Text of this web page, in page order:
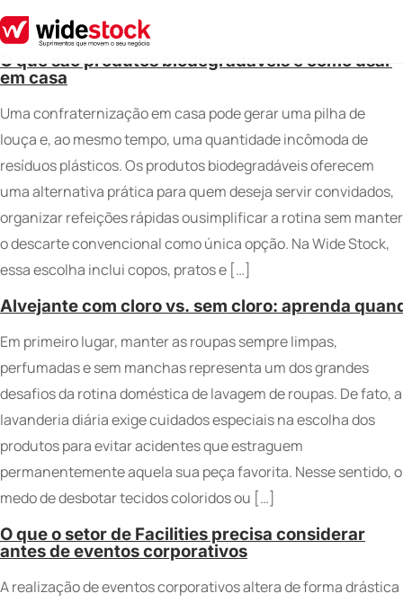
O que são produtos biodegradáveis e como usar
em casa
Uma confraternização em casa pode gerar uma pilha de
louça e, ao mesmo tempo, uma quantidade incômoda de
resíduos plásticos. Os produtos biodegradáveis oferecem
uma alternativa prática para quem deseja servir convidados,
organizar refeições rápidas ousimplificar a rotina sem manter
o descarte convencional como única opção. Na Wide Stock,
essa escolha inclui copos, pratos e […]
Alvejante com cloro vs. sem cloro: aprenda
Em primeiro lugar, manter as roupas sempre limpas,
perfumadas e sem manchas representa um dos grandes
desafios da rotina doméstica de lavagem de roupas. De fato, a
lavanderia diária exige cuidados especiais na escolha dos
produtos para evitar acidentes que estraguem
permanentemente aquela sua peça favorita. Nesse sentido, o
medo de desbotar tecidos coloridos ou […]
O que o setor de Facilities precisa considerar
antes de eventos corporativos
A realização de eventos corporativos altera de forma drástica